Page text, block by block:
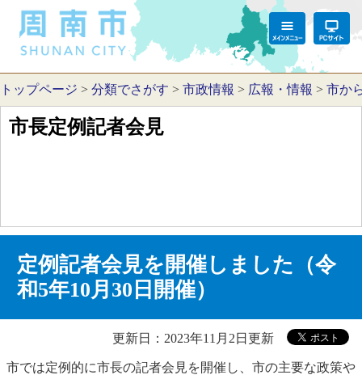
トップページ > 分類でさがす > 市政情報 > 広報・情報 > 市か
市長定例記者会見
定例記者会見を開催しました（令
和5年10月30日開催）
更新日：2023年11月2日更新
市では定例的に市長の記者会見を開催し、市の主要な政策や